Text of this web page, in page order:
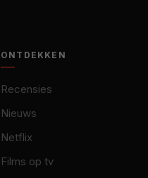
ONTDEKKEN
Recensies
Nieuws
Netflix
Films op tv